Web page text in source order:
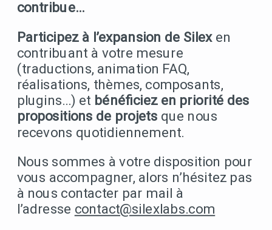
contribue…
Participez à l’expansion de Silexen
contribuant à votre mesure
(traductions, animation FAQ,
réalisations, thèmes, composants,
plugins…) et bénéficiez en priorité des
propositions de projets que nous
recevons quotidiennement.
Nous sommes à votre disposition pour
vous accompagner, alors n’hésitez pas
à nous contacter par mail à
l’adresse contact@silexlabs.com